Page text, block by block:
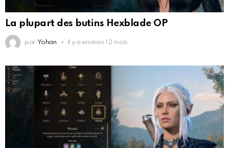
La plupart des butins Hexblade OP
par Yohan il y a environ 12 mois